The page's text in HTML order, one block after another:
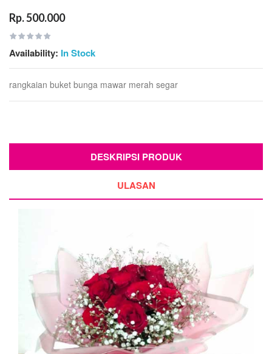
Rp. 500.000
Availability: In Stock
rangkaian buket bunga mawar merah segar
DESKRIPSI PRODUK
ULASAN